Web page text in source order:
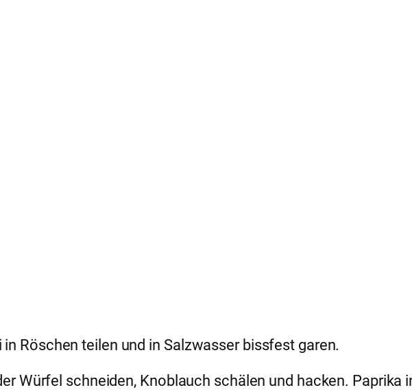
Röschen teilen und in Salzwasser bissfest garen.
Würfel schneiden, Knoblauch schälen und hacken. Paprika